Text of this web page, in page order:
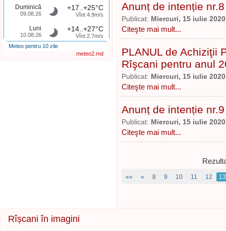
Duminică
09.08.26
+17..+25°C
Vînt 4.9m/s
Luni
10.08.26
+14..+27°C
Vînt 2.7m/s
Meteo pentru 10 zile
meteo2.md
Anunț de intenție nr.8
Publicat: Miercuri, 15 iulie 2020
Citeşte mai mult...
PLANUL de Achiziţii
Rîşcani pentru anul
Publicat: Miercuri, 15 iulie 2020
Citeşte mai mult...
Anunț de intenție nr.9
Publicat: Miercuri, 15 iulie 2020
Citeşte mai mult...
«« « 8 9 10 11 12 13
Rîșcani în imagini